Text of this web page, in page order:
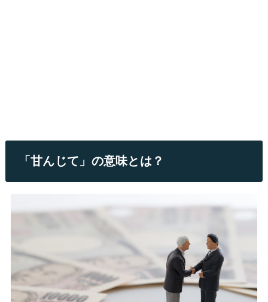
「甘んじて」の意味とは？